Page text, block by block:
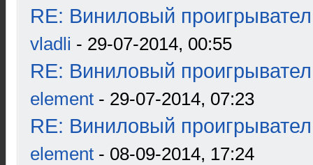
RE: Виниловый
vladli - 29-07-2014, 00:55
RE: Виниловый
element - 29-07-2014, 07:23
RE: Виниловый
element - 08-09-2014, 17:24